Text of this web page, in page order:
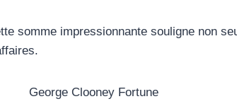
somme impressionnante souligne non